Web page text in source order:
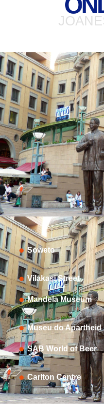
Soweto
Vilakasi Street
Mandela Museum
Museu do Apartheid
SAB World of Beer
Carlton Centre